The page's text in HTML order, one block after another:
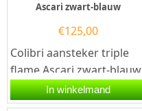
Ascari zwart-blauw
€125,00
Colibri aansteker triple
flame Ascari zwart-blauw.
Deze Colibri aansteker
heeft een krachtige...
In winkelmand